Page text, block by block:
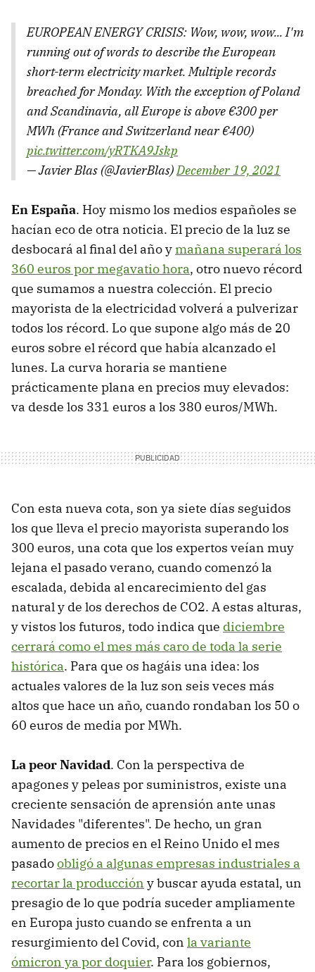
EUROPEAN ENERGY CRISIS: Wow, wow, wow... I'm
running out of words to describe the European
short-term electricity market. Multiple records
breached for Monday. With the exception of Poland
and Scandinavia, all Europe is above €300 per
MWh (France and Switzerland near €400)
pic.twitter.com/yRTKA9Jskp
— Javier Blas (@JavierBlas)December 19, 2021
En España. Hoy mismo los medios españoles se
hacían eco de otra noticia. El precio de la luz se
desbocará al final del año ymañana superará los
360 euros por megavatio hora, otro nuevo récord
que sumamos a nuestra colección. El precio
mayorista de la electricidad volverá a pulverizar
todos los récord. Lo que supone algo más de 20
euros sobre el récord que había alcanzado el
lunes. La curva horaria se mantiene
prácticamente plana en precios muy elevados:
va desde los 331 euros a los 380 euros/MWh.
Con esta nueva cota, son ya siete días seguidos
los que lleva el precio mayorista superando los
300 euros, una cota que los expertos veían muy
lejana el pasado verano, cuando comenzó la
escalada, debida al encarecimiento del gas
natural y de los derechos de CO2. A estas alturas,
y vistos los futuros, todo indica que diciembre
cerrará como el mes más caro de toda la serie
histórica. Para que os hagáis una idea: los
actuales valores de la luz son seis veces más
altos que hace un año, cuando rondaban los 50 o
60 euros de media por MWh.
La peor Navidad. Con la perspectiva de
apagones y peleas por suministros, existe una
creciente sensación de aprensión ante unas
Navidades "diferentes". De hecho, un gran
aumento de precios en el Reino Unido el mes
pasadoobligó a algunas empresas industriales a
recortar la producción y buscar ayuda estatal, un
presagio de lo que podría suceder ampliamente
en Europa justo cuando se enfrenta a un
resurgimiento del Covid, con la variante
ómicron ya por doquier. Para los gobiernos,